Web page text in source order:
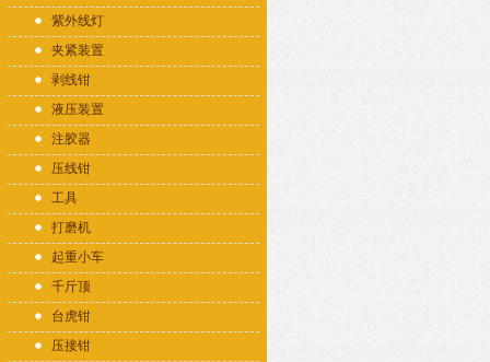
紫外线灯
夹紧装置
剥线钳
液压装置
注胶器
压线钳
工具
打磨机
起重小车
千斤顶
台虎钳
压接钳